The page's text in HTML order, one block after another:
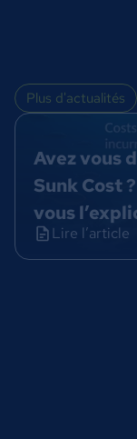
Plus d'actualités
Avez vous
Sunk Cost
vous
Lire l’article